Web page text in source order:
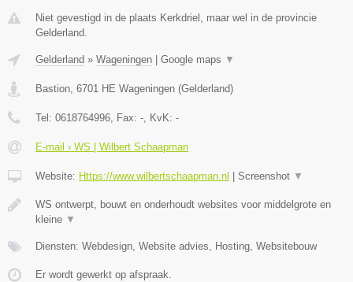
Niet gevestigd in de plaats Kerkdriel, maar wel in de provincie
Gelderland.
Gelderland » Wageningen Google maps ▼
Bastion, 6701 HE Wageningen (Gelderland)
Tel: 0618764996, Fax: -, KvK: -
E-mail › WS | Wilbert Schaapman
Website: Https://www.wilbertschaapman.nl Screenshot ▼
WS ontwerpt, bouwt en onderhoudt websites voor middelgrote en
kleine ▼
Diensten: Webdesign, Website advies, Hosting, Websitebouw
Er wordt gewerkt op afspraak.